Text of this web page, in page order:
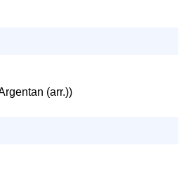
(arr.))